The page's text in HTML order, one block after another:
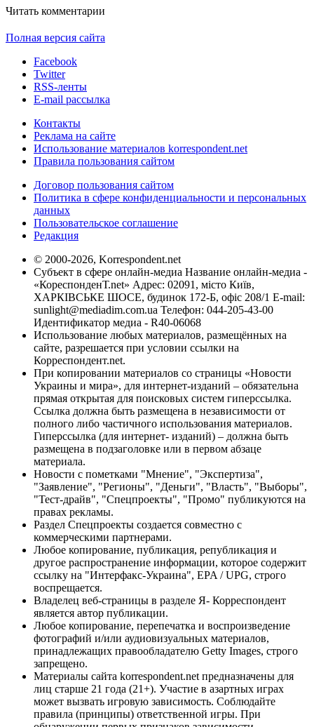
Читать комментарии
Полная версия сайта
Facebook
Twitter
RSS-ленты
E-mail рассылка
Контакты
Реклама на сайте
Использование материалов korrespondent.net
Правила пользования сайтом
Договор пользования сайтом
Политика в сфере конфиденциальности и персональных
данных
Пользовательское соглашение
Редакция
© 2000-2026, Korrespondent.net
Субъект в сфере онлайн-медиа Название онлайн-медиа -
«КореспонденТ.net» Адрес: 02091, місто Київ,
ХАРКІВСЬКЕ ШОСЕ, будинок 172-Б, офіс 208/1 E-mail:
sunlight@mediadim.com.ua Телефон: 044-205-43-00
Идентификатор медиа - R40-06068
Использование любых материалов, размещённых на
сайте, разрешается при условии ссылки на
Корреспондент.net.
При копировании материалов со страницы «Новости
Украины и мира», для интернет-изданий – обязательна
прямая открытая для поисковых систем гиперссылка.
Ссылка должна быть размещена в независимости от
полного либо частичного использования материалов.
Гиперссылка (для интернет- изданий) – должна быть
размещена в подзаголовке или в первом абзаце
материала.
Новости с пометками "Мнение", "Экспертиза",
"Заявление", "Регионы", "Деньги", "Власть", "Выборы",
"Тест-драйв", "Спецпроекты", "Промо" публикуются на
правах рекламы.
Раздел Спецпроекты создается совместно с
коммерческими партнерами.
Любое копирование, публикация, републикация и
другое распространение информации, которое содержит
ссылку на "Интерфакс-Украина", EPA / UPG, строго
воспрещается.
Владелец веб-страницы в разделе Я- Корреспондент
является автор публикации.
Любое копирование, перепечатка и воспроизведение
фотографий и/или аудиовизуальных материалов,
принадлежащих правообладателю Getty Images, строго
запрещено.
Материалы сайта korrespondent.net предназначены для
лиц старше 21 года (21+). Участие в азартных играх
может вызвать игровую зависимость. Соблюдайте
правила (принципы) ответственной игры. При